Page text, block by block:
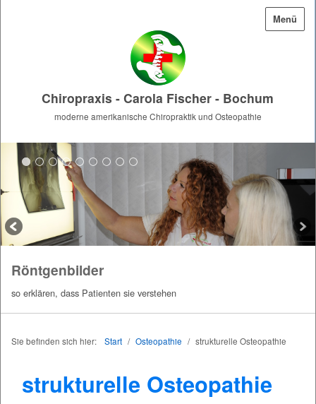
Menü
Chiropraxis - Carola Fischer - Bochum
moderne amerikanische Chiropraktik und Osteopathie
Röntgenbilder
so erklären, dass Patienten sie verstehen
Sie befinden sich hier: Start / Osteopathie / strukturelle Osteopathie
strukturelle Osteopathie